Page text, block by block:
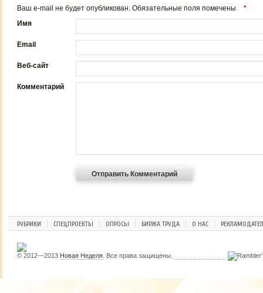
Ваш e-mail не будет опубликован. Обязательные поля помечены
*
Имя
Email
Веб-сайт
Комментарий
РУБРИКИ СПЕЦПРОЕКТЫ ОПРОСЫ БИРЖА ТРУДА О НАС
© 2012—2013 Новая Неделя . Все права защищены.